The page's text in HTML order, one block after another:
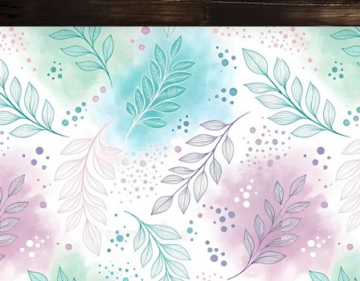
Новини Чернігова, Чернігівські новини, Чернігівський формат, новини Чернігова, події в Чернігові: політика, економіка, аналітика, культура, відеоновини, екологія, спортивний Чернігів, туризм, Чернігів